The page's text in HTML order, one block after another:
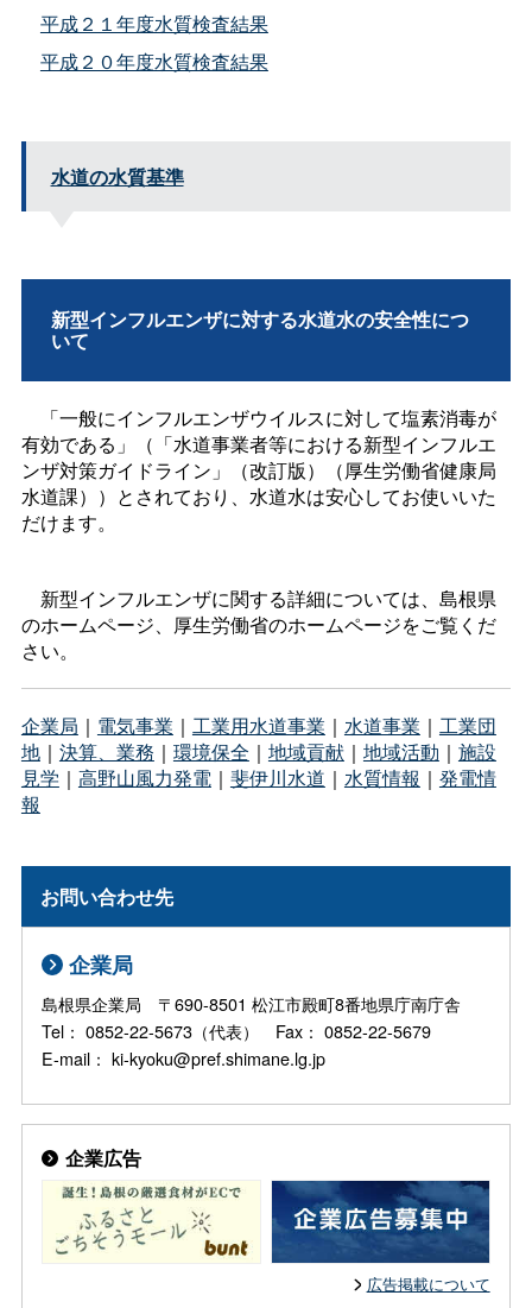
平成２１年度水質検査結果
平成２０年度水質検査結果
水道の水質基準
新型インフルエンザに対する水道水の安全性につ
いて
「一般にインフルエンザウイルスに対して塩素消毒が
有効である」（「水道事業者等における新型インフルエ
ンザ対策ガイドライン」（改訂版）（厚生労働省健康局
水道課））とされており、水道水は安心してお使いいた
だけます。
新型インフルエンザに関する詳細については、島根県
のホームページ、厚生労働省のホームページをご覧くだ
さい。
企業局 ｜ 電気事業 ｜ 工業用水道事業 ｜ 水道事業 ｜ 工業団
地｜ 決算、業務 ｜ 環境保全 ｜ 地域貢献｜ 地域活動 ｜ 施設
見学 ｜ 高野山風力発電｜ 斐伊川水道 ｜ 水質情報 ｜ 発電情
報
お問い合わせ先
企業局
島根県企業局 〒690-8501 松江市殿町8番地県庁南庁舎
Tel： 0852-22-5673（代表） Fax： 0852-22-5679
E-mail： ki-kyoku@pref.shimane.lg.jp
企業広告
広告掲載について